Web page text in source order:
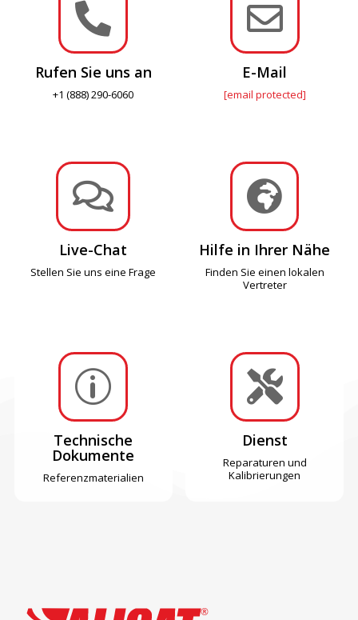

Rufen Sie uns an
+1 (888) 290-6060

E-Mail
[email protected]

Live-Chat
Stellen Sie uns eine Frage

Hilfe in Ihrer Nähe
Finden Sie einen lokalen
Vertreter
p
Technische
Dokumente
Referenzmaterialien

Dienst
Reparaturen und
Kalibrierungen